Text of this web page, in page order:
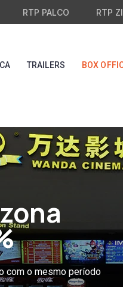
RTP PALCO RTP
TRAILERS BOX
com o mesmo período